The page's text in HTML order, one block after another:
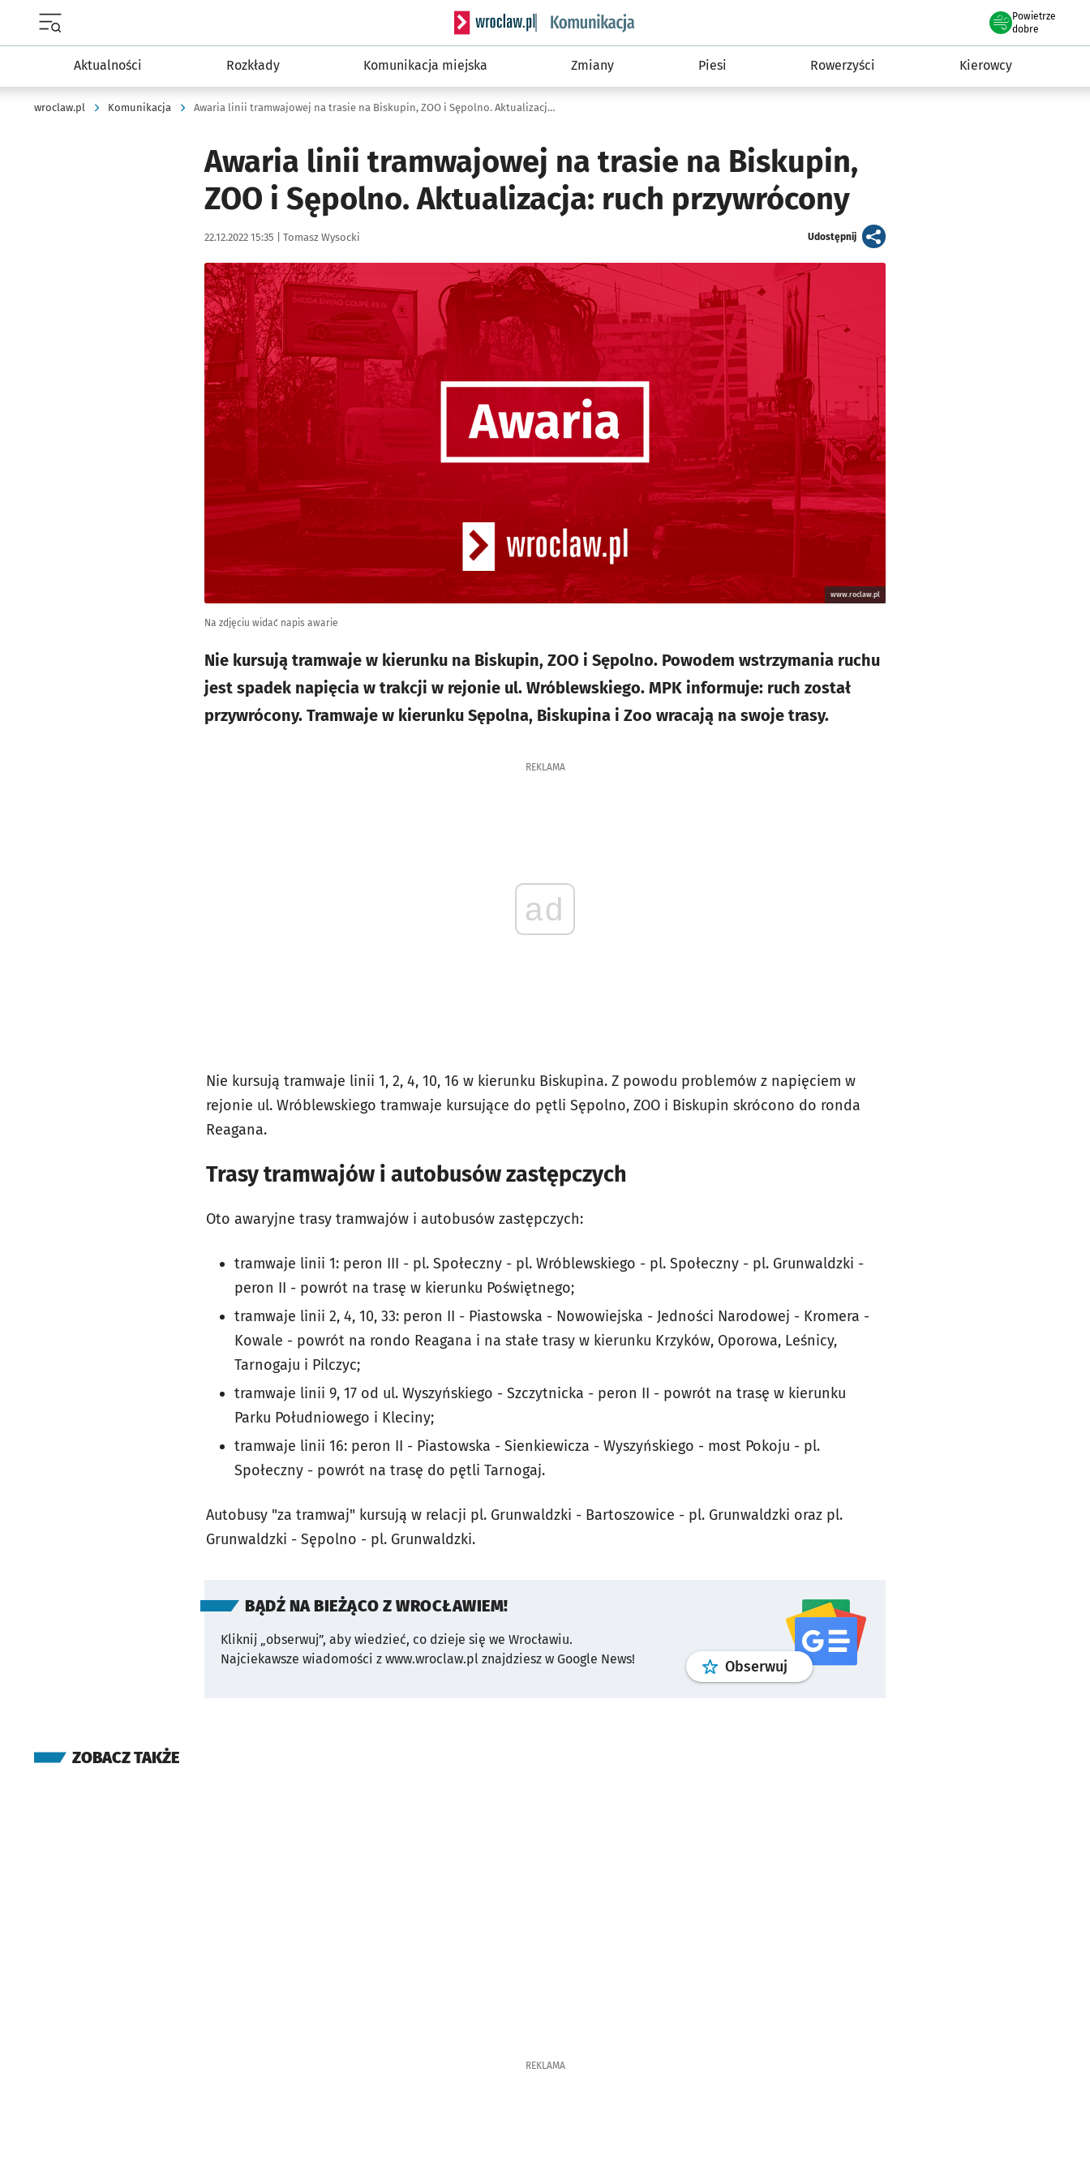
Serwis informacyjny wroclaw.pl podserwis: Komunikacja
Powietrze
we Wrocławiu
dobre
Aktualności Rozkłady Komunikacja miejska Zmiany Piesi Rowerzyści Kierowcy
wroclaw.pl Komunikacja Awaria linii tramwajowej na trasie na Biskupin, ZOO i Sępolno. Aktualizacja: ruch przywrócony
Awaria linii tramwajowej na trasie na Biskupin,
ZOO i Sępolno. Aktualizacja: ruch przywrócony
Data publikacji:
22.12.2022 15:35 | Autor:
Tomasz Wysocki Udostępnijartykuł
Kliknij, aby powiększyć
www.roclaw.pl
Na zdjęciu widać napis awarie
Nie kursują tramwaje w kierunku na Biskupin, ZOO i Sępolno. Powodem wstrzymania ruchu
jest spadek napięcia w trakcji w rejonie ul. Wróblewskiego. MPK informuje: ruch został
przywrócony. Tramwaje w kierunku Sępolna, Biskupina i Zoo wracają na swoje trasy.
REKLAMA
ad
Nie kursują tramwaje linii 1, 2, 4, 10, 16 w kierunku Biskupina. Z powodu problemów z napięciem w
rejonie ul. Wróblewskiego tramwaje kursujące do pętli Sępolno, ZOO i Biskupin skrócono do ronda
Reagana.
Trasy tramwajów i autobusów zastępczych
Oto awaryjne trasy tramwajów i autobusów zastępczych:
tramwaje linii 1: peron III - pl. Społeczny - pl. Wróblewskiego - pl. Społeczny - pl. Grunwaldzki -
peron II - powrót na trasę w kierunku Poświętnego;
tramwaje linii 2, 4, 10, 33: peron II - Piastowska - Nowowiejska - Jedności Narodowej - Kromera -
Kowale - powrót na rondo Reagana i na stałe trasy w kierunku Krzyków, Oporowa, Leśnicy,
Tarnogaju i Pilczyc;
tramwaje linii 9, 17 od ul. Wyszyńskiego - Szczytnicka - peron II - powrót na trasę w kierunku
Parku Południowego i Kleciny;
tramwaje linii 16: peron II - Piastowska - Sienkiewicza - Wyszyńskiego - most Pokoju - pl.
Społeczny - powrót na trasę do pętli Tarnogaj.
Autobusy "za tramwaj" kursują w relacji pl. Grunwaldzki - Bartoszowice - pl. Grunwaldzki oraz pl.
Grunwaldzki - Sępolno - pl. Grunwaldzki.
BĄDŹ NA BIEŻĄCO Z WROCŁAWIEM!
Kliknij „obserwuj”, aby wiedzieć, co dzieje się we Wrocławiu.
Najciekawsze wiadomości z www.wroclaw.pl znajdziesz w Google News!
Obserwuj profilgoogle news
ZOBACZ TAKŻE
REKLAMA